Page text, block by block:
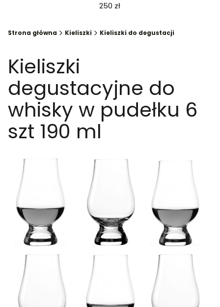
250 zł
Strona główna Kieliszki Kieliszki do degustacji
Kieliszki
degustacyjne do
whisky w pudełku 6
szt 190 ml